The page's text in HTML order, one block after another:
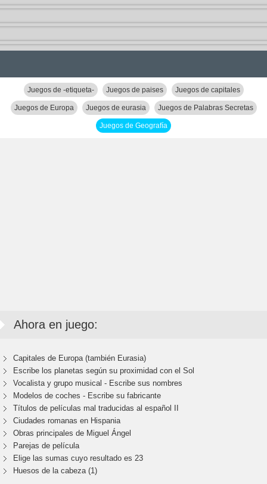
Juegos de -etiqueta- Juegos de paises Juegos de capitales
Juegos de Europa Juegos de eurasia Juegos de Palabras Secretas
Juegos de Geografía
Ahora en juego:
Capitales de Europa (también Eurasia)
Escribe los planetas según su proximidad con el Sol
Vocalista y grupo musical - Escribe sus nombres
Modelos de coches - Escribe su fabricante
Títulos de películas mal traducidas al español II
Ciudades romanas en Hispania
Obras principales de Miguel Ángel
Parejas de película
Elige las sumas cuyo resultado es 23
Huesos de la cabeza (1)